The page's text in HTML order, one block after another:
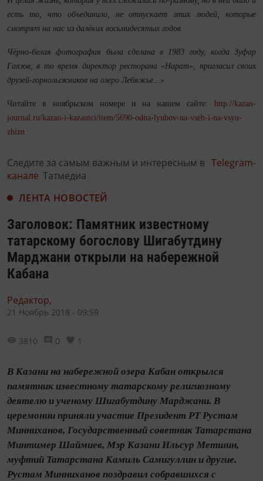
есть то, что объединило, не отпускает этих людей, которые
смотрят на нас из далёких восьмидесятых годов.
Чёрно-белая фотография была сделана в 1983 году, когда Зуфар
Гаязов, в то время директор ресторана «Нарат», пригласил своих
друзей-горнолыжников на озеро Лебяжье…»
Читайте в ноябрьском номере и на нашем сайте: http://kazan-
journal.ru/kazan-i-kazantci/item/5690-odna-lyubov-na-vseh-i-na-vsyu-
zhizn
Следите за самым важным и интересным в Telegram-
канале Татмедиа
ЛЕНТА НОВОСТЕЙ
Заголовок: Памятник известному
татарскому богослову Шигабутдину
Марджани открыли на набережной
Кабана
Редактор,
21 Ноябрь 2018 - 09:59
3810 0 1
В Казани на набережной озера Кабан открылся
памятник известному татарскому религиозному
деятелю и ученому Шигабутдину Марджани. В
церемонии приняли участие Президент РТ Рустам
Минниханов, Государственный советник Татарстана
Минтимер Шаймиев, Мэр Казани Ильсур Метшин,
муфтий Татарстана Камиль Самигуллин и другие.
Рустам Минниханов поздравил собравшихся с